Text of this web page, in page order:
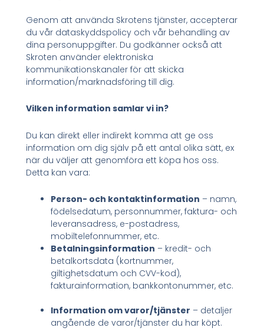
Genom att använda Skrotens tjänster, accepterar
du vår dataskyddspolicy och vår behandling av
dina personuppgifter. Du godkänner också att
Skroten använder elektroniska
kommunikationskanaler för att skicka
information/marknadsföring till dig.
Vilken information samlar vi in?
Du kan direkt eller indirekt komma att ge oss
information om dig själv på ett antal olika sätt, ex
när du väljer att genomföra ett köpa hos oss.
Detta kan vara:
Person- och kontaktinformation – namn,
födelsedatum, personnummer, faktura- och
leveransadress, e-postadress,
mobiltelefonnummer, etc.
Betalningsinformation – kredit- och
betalkortsdata (kortnummer,
giltighetsdatum och CVV-kod),
fakturainformation, bankkontonummer, etc.
Information om varor/tjänster – detaljer
angående de varor/tjänster du har köpt.